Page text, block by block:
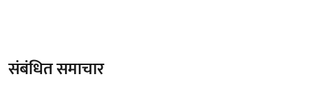
संबंधित समाचार